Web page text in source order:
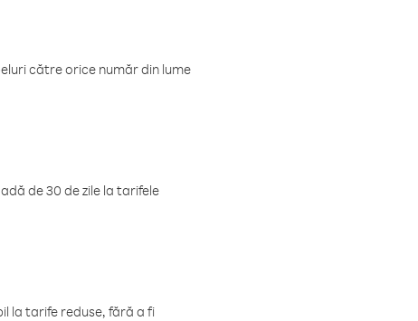
către orice număr din lume
de 30 de zile la tarifele
la tarife reduse, fără a fi